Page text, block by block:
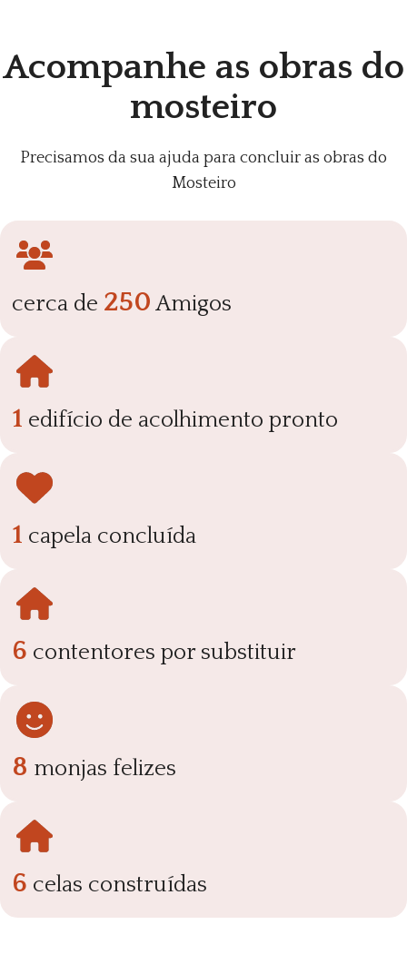
Acompanhe as obras do
mosteiro
Precisamos da sua ajuda para concluir as obras do
Mosteiro
cerca de 250 Amigos
1 edifício de acolhimento pronto
1 capela concluída
6 contentores por substituir
8 monjas felizes
6 celas construídas